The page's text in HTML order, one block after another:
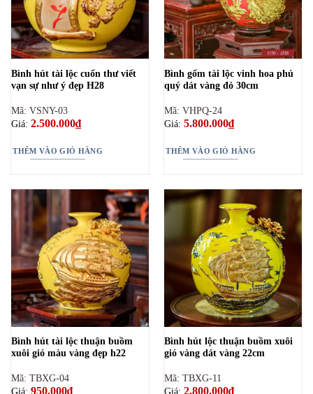
Bình hút tài lộc cuốn thư viết
vạn sự như ý đẹp H28
Mã: VSNY-03
Giá: 2.500.000₫
THÊM VÀO GIỎ HÀNG
Bình gốm tài lộc vinh hoa phú
quý dát vàng đỏ 30cm
Mã: VHPQ-24
Giá: 5.800.000₫
THÊM VÀO GIỎ HÀNG
Bình hút tài lộc thuận buồm
xuôi gió màu vàng đẹp h22
Mã: TBXG-04
Giá: 950.000₫
Bình hút lộc thuận buồm xuôi
gió vàng dát vàng 22cm
Mã: TBXG-11
Giá: 2.800.000₫